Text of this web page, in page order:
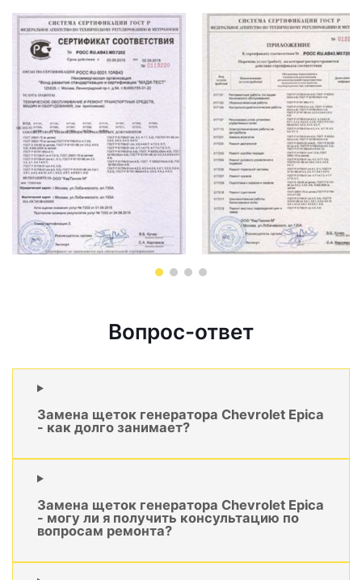
Вопрос-ответ
Замена щеток генератора Chevrolet Epica
- как долго занимает?
Замена щеток генератора Chevrolet Epica
- могу ли я получить консультацию по
вопросам ремонта?